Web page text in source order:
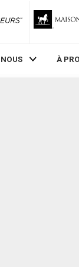
RLP
À